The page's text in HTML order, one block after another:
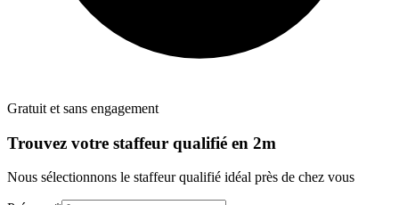
Gratuit et sans engagement
Trouvez votre staffeur qualifié en 2m
Nous sélectionnons le staffeurqualifié idéal près de chez vous